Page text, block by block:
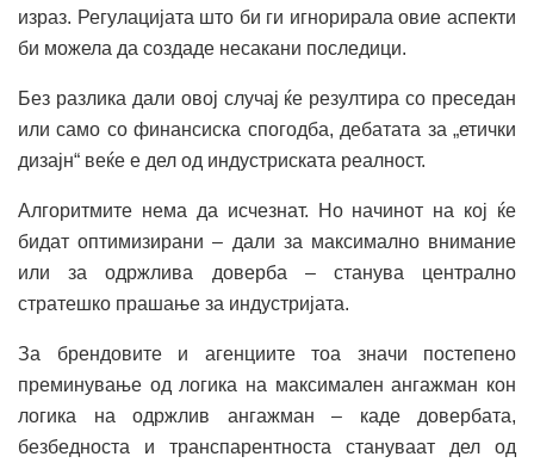
израз. Регулацијата што би ги игнорирала овие аспекти
би можела да создаде несакани последици.
Без разлика дали овој случај ќе резултира со преседан
или само со финансиска спогодба, дебатата за „етички
дизајн“ веќе е дел од индустриската реалност.
Алгоритмите нема да исчезнат. Но начинот на кој ќе
бидат оптимизирани – дали за максимално внимание
или за одржлива доверба – станува централно
стратешко прашање за индустријата.
За брендовите и агенциите тоа значи постепено
преминување од логика на максимален ангажман кон
логика на одржлив ангажман – каде довербата,
безбедноста и транспарентноста стануваат дел од